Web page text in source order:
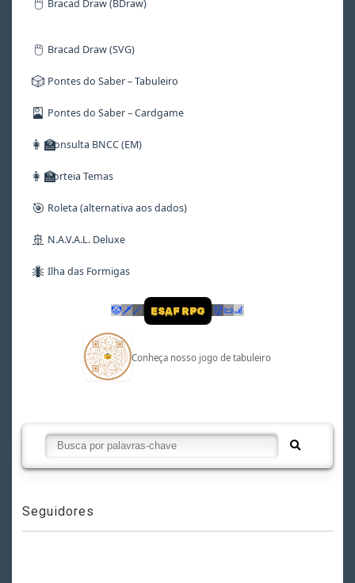
Bracad Draw (BDraw)
🖱️ Bracad Draw (SVG)
🎲 Pontes do Saber – Tabuleiro
🎴 Pontes do Saber – Cardgame
👩‍🏫Consulta BNCC (EM)
👩‍🏫Sorteia Temas
🎯 Roleta (alternativa aos dados)
🚢 N.A.V.A.L. Deluxe
🐜 Ilha das Formigas
🤡 🗡🪄 ESAF RPG 👹📜🦼
Conheça nosso jogo de tabuleiro
Seguidores